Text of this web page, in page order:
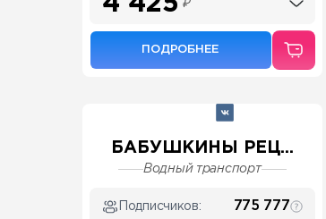
₽
ПОДРОБНЕЕ
БАБУШКИНЫ РЕЦ...
Водный транспорт
Подписчиков: 775 777